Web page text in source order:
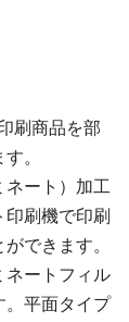
刷商品を部
。
ート）加工
刷機で印刷
できます。
ネートフィル
。平面タイプ